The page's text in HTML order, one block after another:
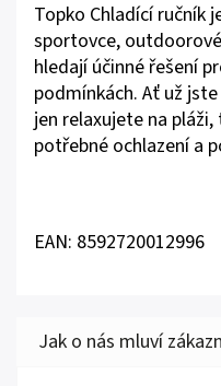
Topko Chladící ručník
sportovce,
hledají účinné řešení
podmínkách. Ať už
jen relaxujete na
potřebné ochlazení a
EAN: 8592720012996